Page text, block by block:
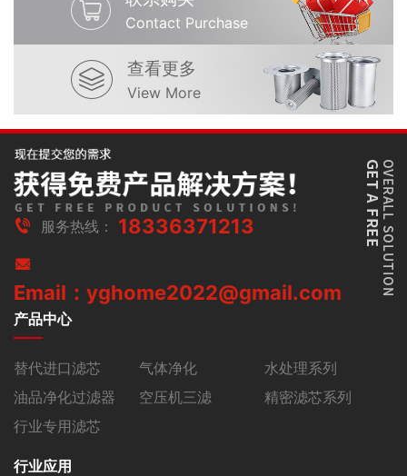
Contact Purchase
查看更多
View More
服务热线： 18336371213
Email：yghome2022@gmail.com
产品中心
替代进口滤芯 气体净化
水处理系列
油品净化过滤器
空压机三滤
精密滤芯系列
行业专用滤芯
行业应用